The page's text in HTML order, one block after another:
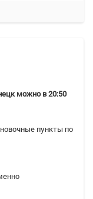
можно в 20:50
пункты по